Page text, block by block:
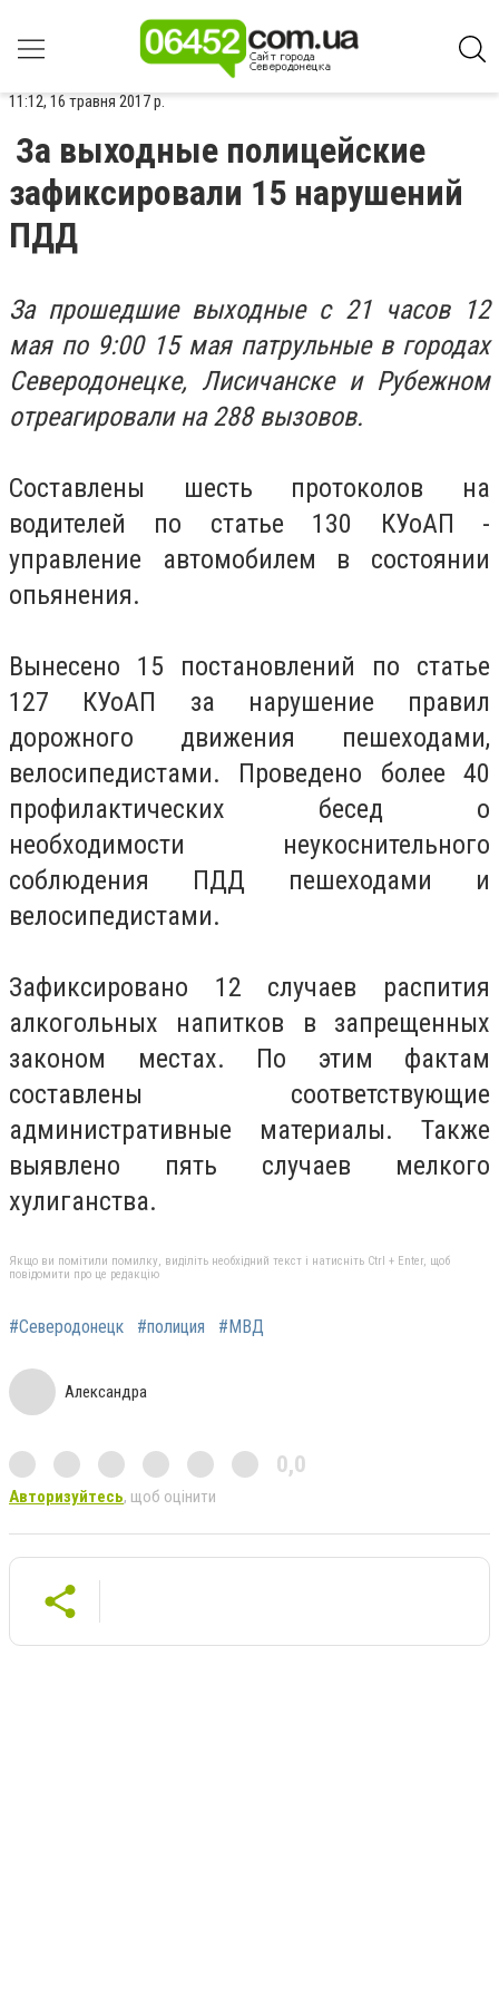
11:12, 16 травня 2017 р.
За выходные полицейские
зафиксировали 15 нарушений
ПДД
За прошедшие выходные с 21 часов 12
мая по 9:00 15 мая патрульные в городах
Северодонецке, Лисичанске и Рубежном
отреагировали на 288 вызовов.
Составлены шесть протоколов на
водителей по статье 130 КУоАП -
управление автомобилем в состоянии
опьянения.
Вынесено 15 постановлений по статье
127 КУоАП за нарушение правил
дорожного движения пешеходами,
велосипедистами. Проведено более 40
профилактических бесед о
необходимости неукоснительного
соблюдения ПДД пешеходами и
велосипедистами.
Зафиксировано 12 случаев распития
алкогольных напитков в запрещенных
законом местах. По этим фактам
составлены соответствующие
административные материалы. Также
выявлено пять случаев мелкого
хулиганства.
Якщо ви помітили помилку, виділіть необхідний текст і натисніть Ctrl + Enter, щоб
повідомити про це редакцію
#Северодонецк #полиция #МВД
Александра
0,0
Авторизуйтесь, щоб оцінити